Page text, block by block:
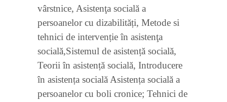
vârstnice, Asistenţa socială a
persoanelor cu dizabilități, Metode si
tehnici de intervenție în asistenţa
socială,Sistemul de asistență socială,
Teorii în asistență socială, Introducere
în asistența socială Asistența socială a
persoanelor cu boli cronice; Tehnici de